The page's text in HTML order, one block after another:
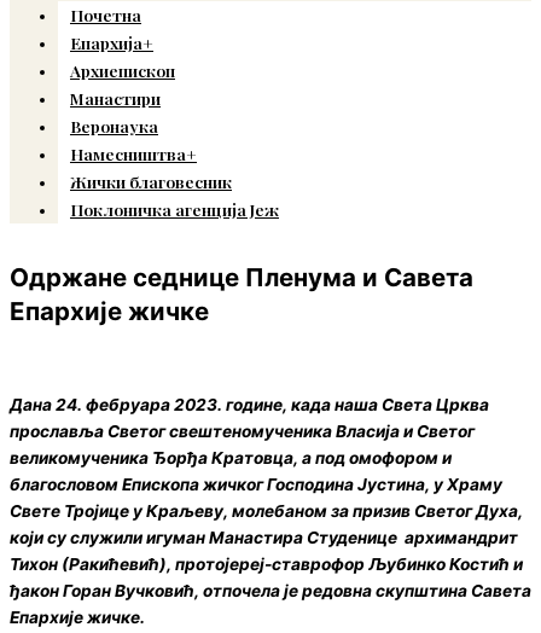
Почетна
Епархија+
Архиепископ
Манастири
Веронаука
Намесништва+
Жички благовесник
Поклоничка агенција Јеж
Одржане седнице Пленума и Савета
Епархије жичке
Дана 24. фебруара 2023. године, када наша Света Црква
прославља Светог свештеномученика Власија и Светог
великомученика Ђорђа Кратовца, а под омофором и
благословом Епископа жичког Господина Јустина, у Храму
Свете Тројице у Краљеву, молебаном за призив Светог Духа,
који су служили игуман Манастира Студенице архимандрит
Тихон (Ракићевић), протојереј-ставрофор Љубинко Костић и
ђакон Горан Вучковић, отпочела је редовна скупштина Савета
Епархије жичке.